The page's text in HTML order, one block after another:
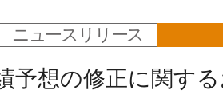
ニュースリリース
予想の修正に関す